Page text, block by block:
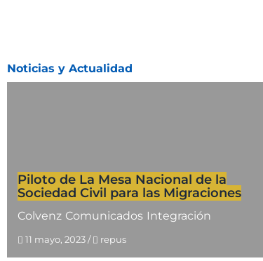
Noticias y Actualidad
Piloto de La Mesa Nacional de la
Sociedad Civil para las Migraciones
Colvenz Comunicados Integración
11 mayo, 2023/ repus